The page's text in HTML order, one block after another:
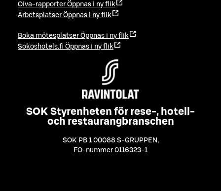
Oiva-rapporter Öppnas i ny flik
Arbetsplatser Öppnas i ny flik
Boka mötesplatser Öppnas i ny flik
Sokoshotels.fi Öppnas i ny flik
SOK Styrenheten för rese-, hotell-
och restaurangbranschen
SOK PB 1 00088 S-GRUPPEN ,
FO-nummer 0116323-1